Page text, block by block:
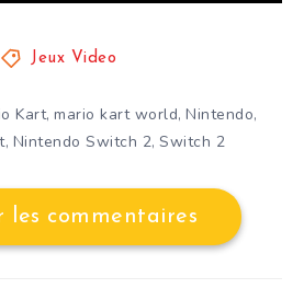
Jeux Video
Kart,mario kart world,Nintendo,
, Nintendo Switch 2, Switch 2
les commentaires